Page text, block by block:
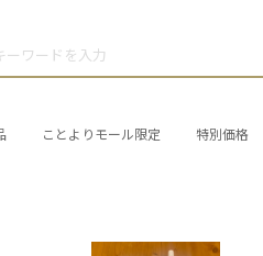
ことよりモール限定 特別価格